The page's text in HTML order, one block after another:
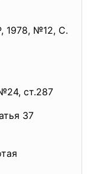
№12, С.
ст.287
37